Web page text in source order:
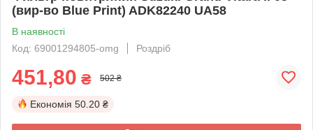
(вир-во Blue Print) ADK82240 UA58
В наявності
Код: 69001294805-omg
Роздріб
451,80 ₴ 502 ₴
Економія 50.20 ₴